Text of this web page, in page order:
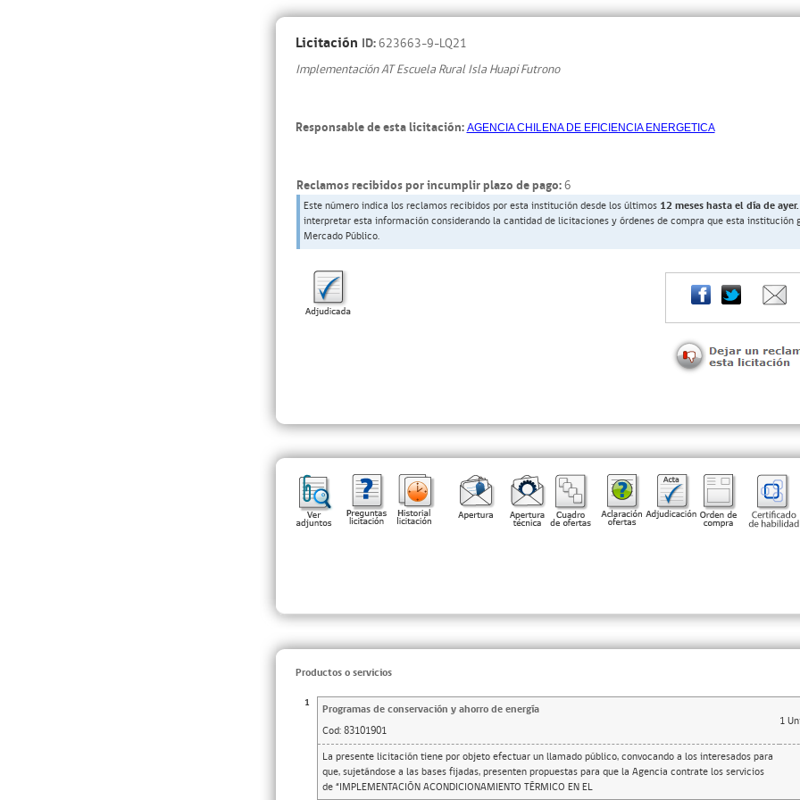
Licitación ID:623663-9-LQ21
Implementación AT Escuela Rural Isla Huapi Futrono
Responsable de esta licitación:AGENCIA CHILENA DE EFICIENCIA ENERGETICA
Reclamos recibidos por incumplir plazo de pago:6
Este número indica los reclamos recibidos por esta institución desde los últimos 12 meses hasta el día de ayer.
interpretar esta información considerando la cantidad de licitaciones y órdenes de compra que esta institución
Mercado Público.
Productos o servicios
1 Programas de conservación y ahorro de energía
1
Cod: 83101901
La presente licitación tiene por objeto efectuar un llamado público, convocando a los interesados para
que, sujetándose a las bases fijadas, presenten propuestas para que la Agencia contrate los servicios
de “IMPLEMENTACIÓN ACONDICIONAMIENTO TÉRMICO EN EL